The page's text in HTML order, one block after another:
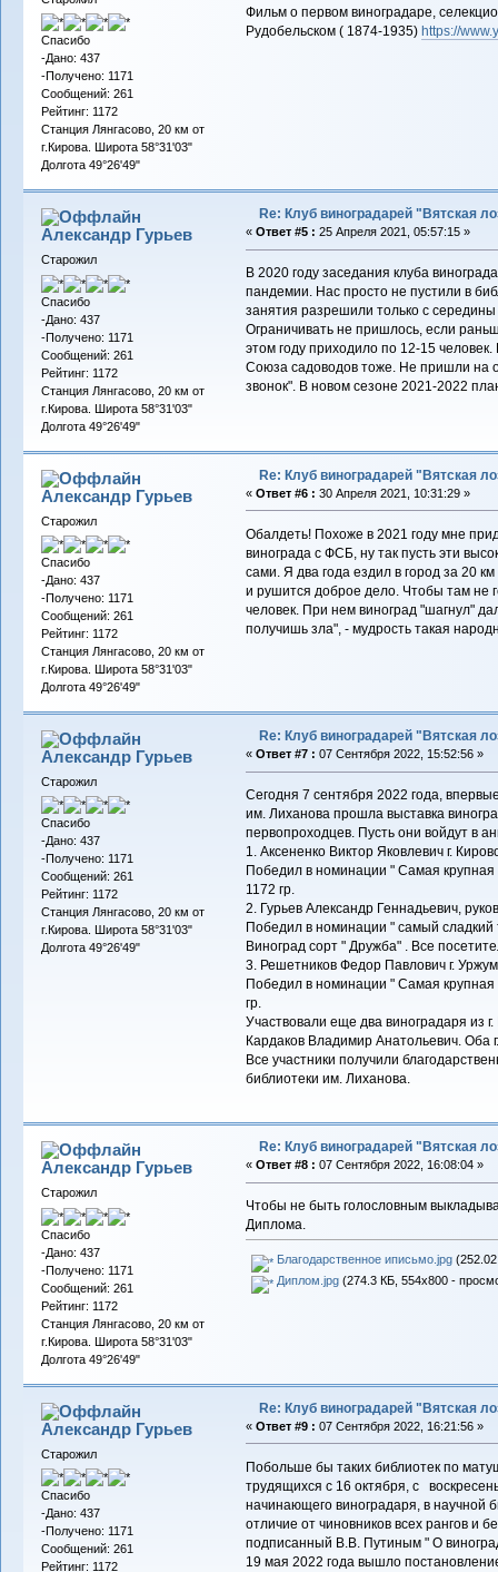
Спасибо
-Дано: 437
-Получено: 1171
Сообщений: 261
Рейтинг: 1172
Станция Лянгасово, 20 км от
г.Кирова. Широта 58°31'03"
Долгота 49°26'49"
Фильм о первом виноградаре,
Рудобельском ( 1874-1935) https://
Александр Гурьев
Старожил
Спасибо
-Дано: 437
-Получено: 1171
Сообщений: 261
Рейтинг: 1172
Станция Лянгасово, 20 км от
г.Кирова. Широта 58°31'03"
Долгота 49°26'49"
Re: Клуб виноградарей "Вятская
« Ответ #5 : 25 Апреля 2021, 05:57:15 »
В 2020 году заседания клуба
пандемии. Нас просто не пустили в
занятия разрешили только с
Ограничивать не пришлось, если
этом году приходило по 12-15
Союза садоводов тоже. Не пришли на
звонок". В новом сезоне 2021-2022
Александр Гурьев
Старожил
Спасибо
-Дано: 437
-Получено: 1171
Сообщений: 261
Рейтинг: 1172
Станция Лянгасово, 20 км от
г.Кирова. Широта 58°31'03"
Долгота 49°26'49"
Re: Клуб виноградарей "Вятская
« Ответ #6 : 30 Апреля 2021, 10:31:29 »
Обалдеть! Похоже в 2021 году мне
винограда с ФСБ, ну так пусть эти
сами. Я два года ездил в город за 20
и рушится доброе дело. Чтобы там не
человек. При нем виноград "шагнул"
получишь зла", - мудрость такая
Александр Гурьев
Старожил
Спасибо
-Дано: 437
-Получено: 1171
Сообщений: 261
Рейтинг: 1172
Станция Лянгасово, 20 км от
г.Кирова. Широта 58°31'03"
Долгота 49°26'49"
Re: Клуб виноградарей "Вятская
« Ответ #7 : 07 Сентября 2022, 15:52:56 »
Сегодня 7 сентября 2022 года,
им. Лиханова прошла выставка
первопроходцев. Пусть они войдут в
1. Аксененко Виктор Яковлевич г.
Победил в номинации " Самая
1172 гр.
2. Гурьев Александр Геннадьевич,
Победил в номинации " самый сладкий
Виноград сорт " Дружба" . Все
3. Решетников Федор Павлович г. Уржум
Победил в номинации " Самая крупная
гр.
Участвовали еще два виноградаря из
Кардаков Владимир Анатольевич. Оба
Все участники получили
библиотеки им. Лиханова.
Александр Гурьев
Старожил
Спасибо
-Дано: 437
-Получено: 1171
Сообщений: 261
Рейтинг: 1172
Станция Лянгасово, 20 км от
г.Кирова. Широта 58°31'03"
Долгота 49°26'49"
Re: Клуб виноградарей "Вятская
« Ответ #8 : 07 Сентября 2022, 16:08:04 »
Чтобы не быть голословным
Диплома.
Благодарственное иписьмо.jpg(252.02
Диплом.jpg(274.3 КБ, 554x800 -
Александр Гурьев
Старожил
Спасибо
-Дано: 437
-Получено: 1171
Сообщений: 261
Рейтинг: 1172
Re: Клуб виноградарей "Вятская
« Ответ #9 : 07 Сентября 2022, 16:21:56 »
Побольше бы таких библиотек по
трудящихся с 16 октября, с
начинающего виноградаря, в научной
отличие от чиновников всех рангов и
подписанный В.В. Путиным " О
19 мая 2022 года вышло